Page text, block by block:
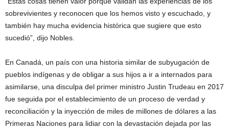
sobrevivientes y reconocen que los hemos visto y escuchado, y
también hay mucha evidencia histórica que sugiere que esto
sucedió”, dijo Nobles.
En Canadá, un país con una historia similar de subyugación de
pueblos indígenas y de obligar a sus hijos a ir a internados para
asimilarse, una disculpa del primer ministro Justin Trudeau en 2017
fue seguida por el establecimiento de un proceso de verdad y
reconciliación y la inyección de miles de millones de dólares a las
Primeras Naciones para lidiar con la devastación dejada por las